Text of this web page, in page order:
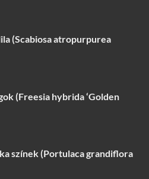
(Scabiosa atropurpurea
(Freesia hybrida ‘Golden
színek (Portulaca grandiflora